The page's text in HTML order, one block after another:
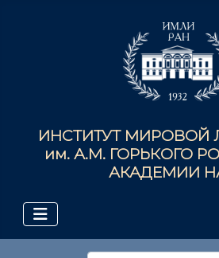
ИНСТИТУТ МИРОВОЙ
им. А.М. ГОРЬКОГО
АКАДЕМИИ